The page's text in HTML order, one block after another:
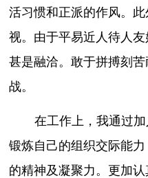
活习惯和正派的作风。
视。由于平易近人待人
甚是融洽。敢于拼搏刻
战。
在工作上，我通过
锻炼自己的组织交际能
的精神及凝聚力。更加